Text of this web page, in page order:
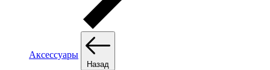
Аксессуары
Назад